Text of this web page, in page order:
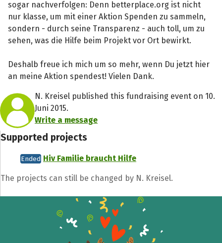
sogar nachverfolgen: Denn betterplace.org ist nicht
nur klasse, um mit einer Aktion Spenden zu sammeln,
sondern - durch seine Transparenz - auch toll, um zu
sehen, was die Hilfe beim Projekt vor Ort bewirkt.
Deshalb freue ich mich um so mehr, wenn Du jetzt hier
an meine Aktion spendest! Vielen Dank.
N. Kreisel published this fundraising event on 10.
Juni 2015.
Write a message
Supported projects
Ended Hiv Familie braucht Hilfe
The projects can still be changed by N. Kreisel.